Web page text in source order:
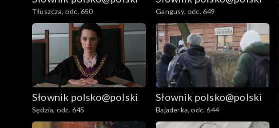
Tłuszcza, odc. 650 Gangusy, odc. 649
Słownik polsko@polski
Sędzia, odc. 645
Słownik polsko@polski
Bajaderka, odc. 644